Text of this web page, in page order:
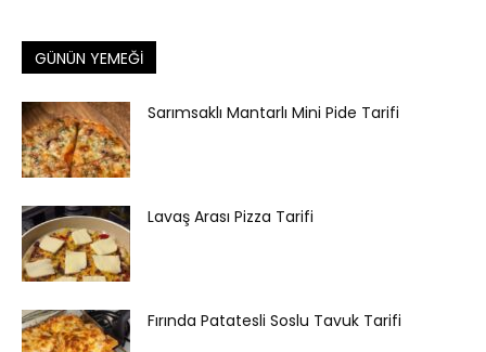
GÜNÜN YEMEĞI
Sarımsaklı Mantarlı Mini Pide Tarifi
Lavaş Arası Pizza Tarifi
Fırında Patatesli Soslu Tavuk Tarifi